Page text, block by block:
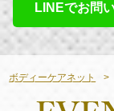
LINEでお問
ボディーケアネット